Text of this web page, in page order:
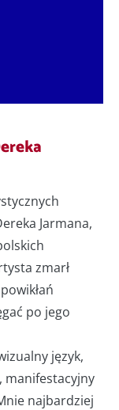
Jarmana,
zmarł
po jego
język,
manifestacyjny
najbardziej